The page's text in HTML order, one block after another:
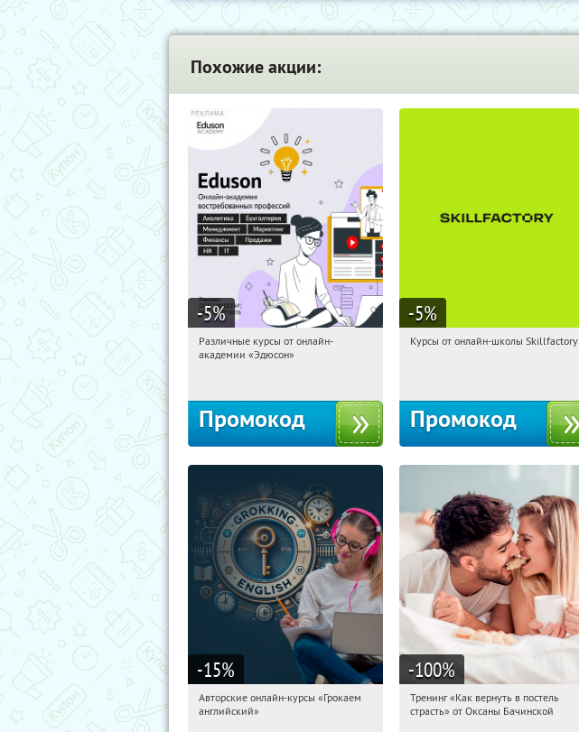
Похожие акции:
-5%
16:58:36 Получили:
Различные курсы от онлайн-
академии «Эдюсон»
Промокод
-5%
16:58:36
Получи первым!
Курсы от онлайн-школы Skillfactory
Промокод
-15%
16:58:36 Получили:
Авторские онлайн-курсы «Грокаем
английский»
-100%
16:58:36 Получили:
Тренинг «Как вернуть в постель
страсть» от Оксаны Бачинской